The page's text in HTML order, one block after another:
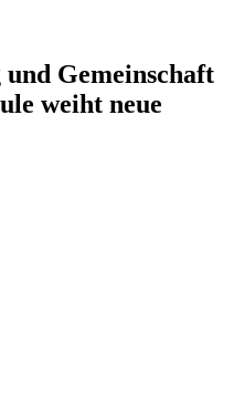
Gemeinschaft
weiht neue